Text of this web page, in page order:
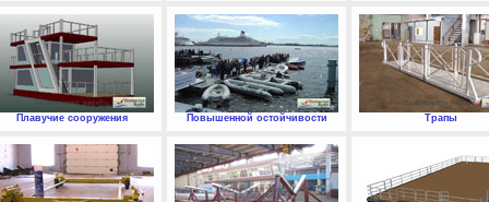
Плавучие сооружения Повышенной остойчивости Трапы